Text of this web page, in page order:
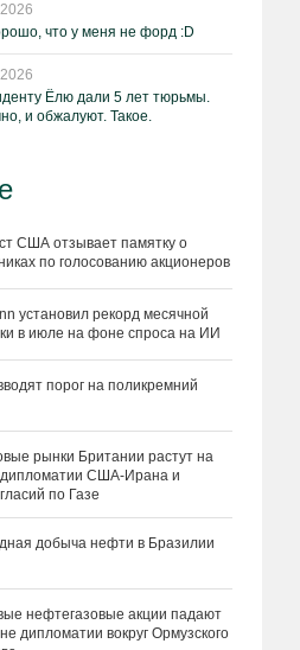
что у меня не форд :D
Ёлю дали 5 лет тюрьмы.
и обжалуют. Такое.
США отзывает памятку о
по голосованию акционеров
установил рекорд месячной
в июле на фоне спроса на ИИ
порог на поликремний
рынки Британии растут на
США‑Ирана и
по Газе
добыча нефти в Бразилии
нефтегазовые акции падают
дипломатии вокруг Ормузского